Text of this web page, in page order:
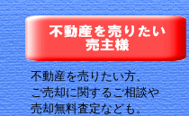
不動産を売りたい方、
ご売却に関するご相談や
売却無料査定なども。